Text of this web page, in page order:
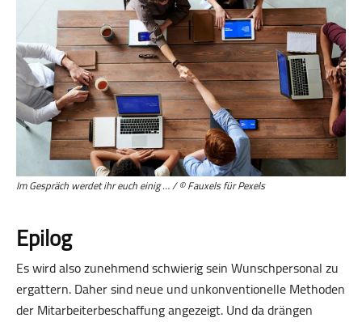
Im Gespräch werdet ihr euch einig … / © Fauxels für Pexels
Epilog
Es wird also zunehmend schwierig sein Wunschpersonal zu
ergattern. Daher sind neue und unkon­ven­tio­nelle Methoden
der Mitarbeiterbeschaffung angezeigt. Und da drängen